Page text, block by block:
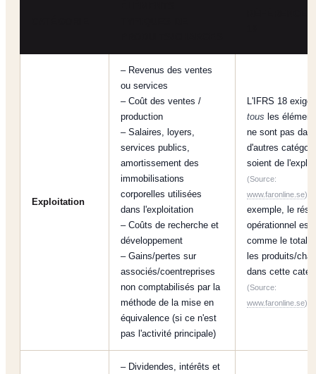
Exploitation
– Revenus des ventes
ou services
– Coût des ventes /
production
– Salaires, loyers,
services publics,
amortissement des
immobilisations
corporelles utilisées
dans l'exploitation
– Coûts de recherche et
développement
– Gains/pertes sur
associés/coentreprises
non comptabilisés par la
méthode de la mise en
équivalence (si ce n'est
pas l'activité principale)
L'IFRS 18 exige
tous les
ne sont pas
d'autres
soient de
(Source:
www.faronline.se)
exemple, le
opérationnel est
comme le total
les produits/
dans cette
(Source:
www.faronline.se)
– Dividendes, intérêts et